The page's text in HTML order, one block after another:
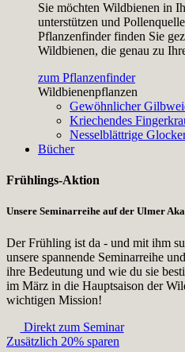
Sie möchten Wildbienen in
unterstützen und
Pflanzenfinder finden Sie
Wildbienen, die genau zu
zum Pflanzenfinder
Wildbienenpflanzen
Gewöhnlicher
Kriechendes
Nesselblättrige
Bücher
Frühlings-Aktion
Unsere Seminarreihe auf der Ulmer
Der Frühling ist da - und mit ihm
unsere spannende Seminarreihe
ihre Bedeutung und wie du sie
im März in die Hauptsaison der
wichtigen Mission!
Direkt zum Seminar
Zusätzlich 20% sparen